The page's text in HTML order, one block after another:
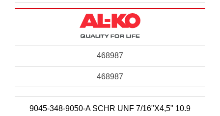
468987
468987
9045-348-9050-A SCHR UNF 7/16"X4,5" 10.9